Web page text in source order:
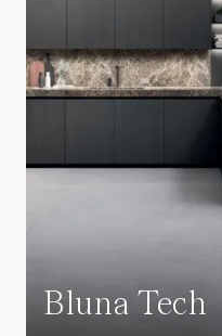
Bluna Tech